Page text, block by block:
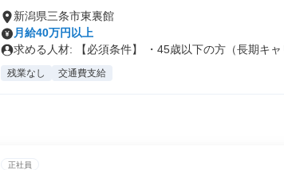
新潟県三条市東裏館
月給40万円以上
求める人材: 【必須条件】 ・45歳以下の方（長期キャ
残業なし 交通費支給
正社員